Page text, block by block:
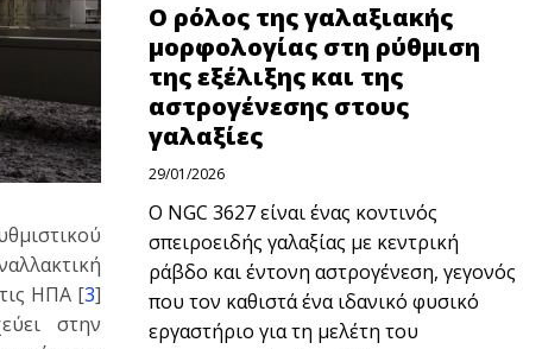
ΗΠΑ [3]
στην
Ο ρόλος της γαλαξιακής
μορφολογίας στη ρύθμιση
της εξέλιξης και της
αστρογένεσης στους
γαλαξίες
29/01/2026
Ο NGC 3627 είναι ένας κοντινός
σπειροειδής γαλαξίας με κεντρική
ράβδο και έντονη αστρογένεση, γεγονός
που τον καθιστά ένα ιδανικό φυσικό
εργαστήριο για τη μελέτη του